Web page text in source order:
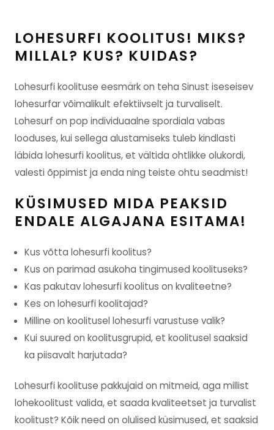
LOHESURFI KOOLITUS! MIKS?
MILLAL? KUS? KUIDAS?
Lohesurfi koolituse eesmärk on teha Sinust iseseisev
lohesurfar võimalikult efektiivselt ja turvaliselt.
Lohesurf on pop individuaalne spordiala vabas
looduses, kui sellega alustamiseks tuleb kindlasti
läbida lohesurfi koolitus, et vältida ohtlikke olukordi,
valesti õppimist ja enda ning teiste ohtu seadmist!
KÜSIMUSED MIDA PEAKSID
ENDALE ALGAJANA ESITAMA!
Kus võtta lohesurfi koolitus?
Kus on parimad asukoha tingimused koolituseks?
Kas pakutav lohesurfi koolitus on kvaliteetne?
Kes on lohesurfi koolitajad?
Milline on koolitusel lohesurfi varustuse valik?
Kui suured on koolitusgrupid, et koolitusel saaksid
ka piisavalt harjutada?
Lohesurfi koolituse pakkujaid on mitmeid, aga millist
lohekoolitust valida, et saada kvaliteetset ja turvalist
koolitust? Kõik need on olulised küsimused, et saaksid